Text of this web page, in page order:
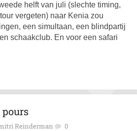
helft van juli (slechte timing,
vergeten) naar Kenia zou
een simultaan, een blindpartij
schaakclub. En voor een safari
Reinderman 0